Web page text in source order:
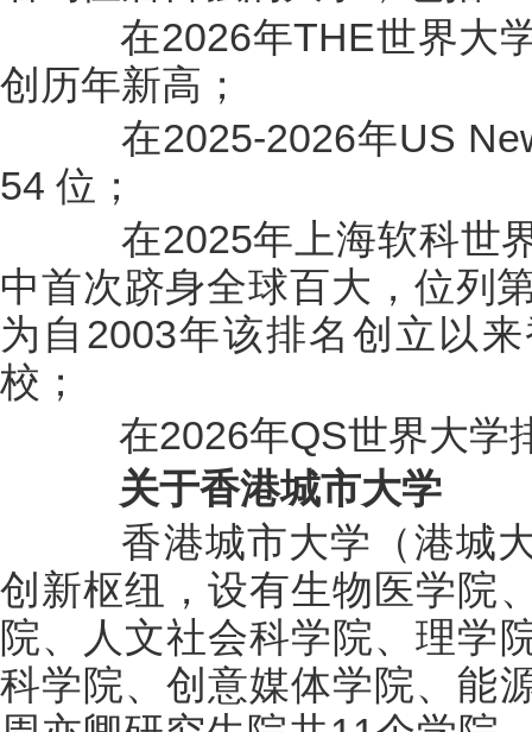
在2026年THE世界大学
创历年新高；
在2025-2026年US
54 位；
在2025年上海软科世界
中首次跻身全球百大，位列
为自2003年该排名创立以
校；
在2026年QS世界大学
关于香港城市大学
香港城市大学（港城大
创新枢纽，设有生物医学院
院、人文社会科学院、理学
科学院、创意媒体学院、能